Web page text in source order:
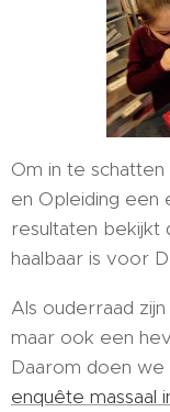
Om in te
en Opleiding een
resultaten bekijkt
haalbaar is voor
Als ouderraad
maar ook een
Daarom doen
enquête massaal